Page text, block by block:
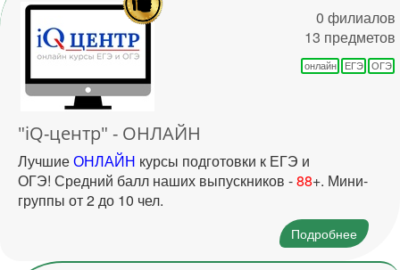
0 филиалов
13 предметов
онлайн ЕГЭ ОГЭ
"iQ-центр" - ОНЛАЙН
ЛучшиеОНЛАЙН курсы подготовки к ЕГЭ и
ОГЭ! Средний балл наших выпускников -88+. Мини-
группы от 2 до 10 чел.
Подробнее